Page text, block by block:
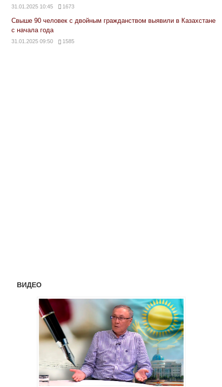
31.01.2025 10:45 1673
Свыше 90 человек с двойным гражданством выявили в Казахстане
с начала года
31.01.2025 09:50 1585
ВИДЕО